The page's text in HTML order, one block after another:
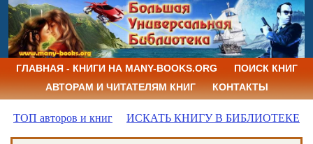
ГЛАВНАЯ - КНИГИ НА MANY-BOOKS.ORG
ПОИСК КНИГ
АВТОРАМ И ЧИТАТЕЛЯМ КНИГ
КОНТАКТЫ
ТОП авторов и книг ИСКАТЬ КНИГУ В БИБЛИОТЕКЕ